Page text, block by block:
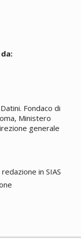
Fondaco di
Ministero
generale
in SIAS